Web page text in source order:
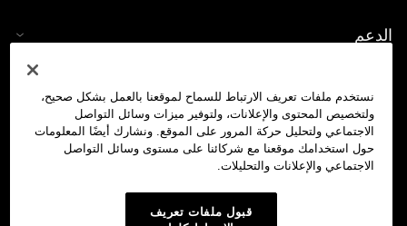
الدعم
حاسبة العملات الرقمية
تداول
نستخدم ملفات تعريف الارتباط للسماح لموقعنا بالعمل بشكل صحيح،
ولتخصيص المحتوى والإعلانات، ولتوفير ميزات وسائل التواصل
الاجتماعي ولتحليل حركة المرور على الموقع. ونشارك أيضًا المعلومات
حول استخدامك موقعنا مع شركائنا على مستوى وسائل التواصل
الاجتماعي والإعلانات والتحليلات.
قبول ملفات تعريف